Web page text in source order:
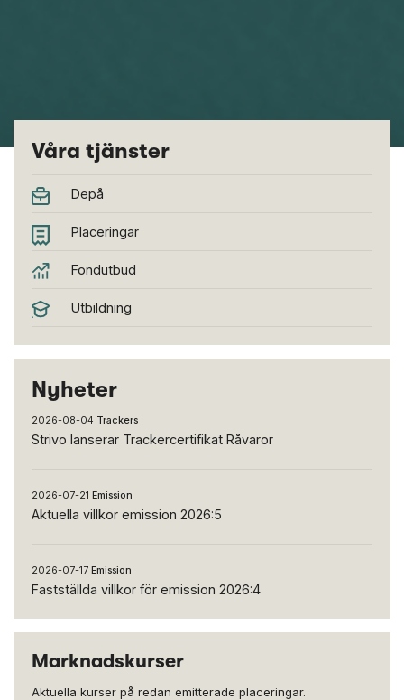
Våra tjänster
Depå
Placeringar
Fondutbud
Utbildning
Nyheter
2026-08-04 Trackers
Strivo lanserar Trackercertifikat Råvaror
2026-07-21 Emission
Aktuella villkor emission 2026:5
2026-07-17 Emission
Fastställda villkor för emission 2026:4
Marknadskurser
Aktuella kurser på redan emitterade placeringar.